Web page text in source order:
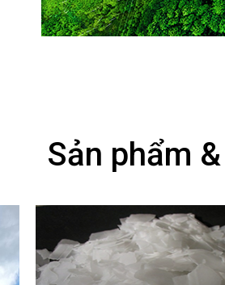
Sản phẩm